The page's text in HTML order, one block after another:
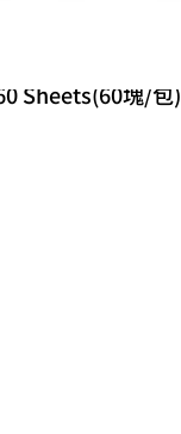
Sheets(60塊/包)